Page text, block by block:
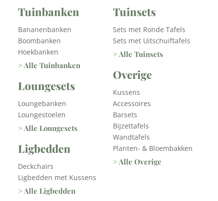
Tuinbanken
Bananenbanken
Boombanken
Hoekbanken
> Alle Tuinbanken
Loungesets
Loungebanken
Loungestoelen
> Alle Loungesets
Ligbedden
Deckchairs
Ligbedden met Kussens
> Alle Ligbedden
Tuinsets
Sets met Ronde Tafels
Sets met Uitschuiftafels
> Alle Tuinsets
Overige
Kussens
Accessoires
Barsets
Bijzettafels
Wandtafels
Planten- & Bloembakken
> Alle Overige